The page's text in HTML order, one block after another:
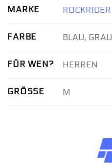
MARKE ROCKRIDER
FARBE BLAU, GRAU
FÜR WEN? HERREN
GRÖSSE M